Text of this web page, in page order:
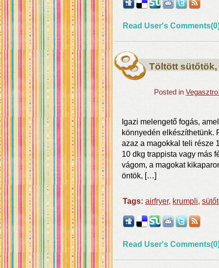
Read User's
Töltött sütőtök,
Posted in
Igazi melengető fogás,
könnyedén elkészíthetünk.
azaz a magokkal teli része
10 dkg trappista vagy más
vágom, a magokat
öntök, […]
Tags: airfryer, krumpli,
Read User's